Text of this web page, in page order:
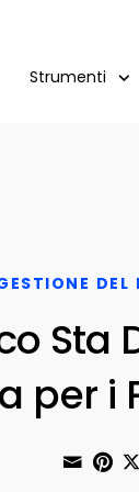
Strumenti
DEL
per i